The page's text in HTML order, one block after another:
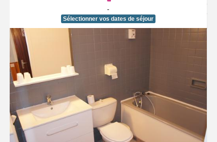
-
Sélectionner vos dates de séjour